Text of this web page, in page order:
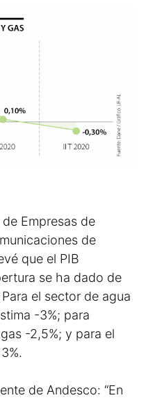
Empresas de
de
que el PIB
se ha dado de
el sector de agua
-3%; para
-2,5%; y para el
de Andesco: “En